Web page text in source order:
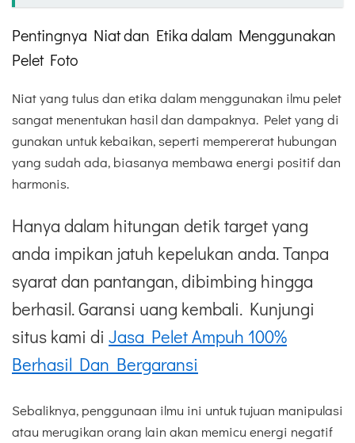
Pentingnya Niat dan Etika dalam Menggunakan
Pelet Foto
Niat yang tulus dan etika dalam menggunakan ilmu pelet
sangat menentukan hasil dan dampaknya. Pelet yang di
gunakan untuk kebaikan, seperti mempererat hubungan
yang sudah ada, biasanya membawa energi positif dan
harmonis.
Hanya dalam hitungan detik target yang
anda impikan jatuh kepelukan anda. Tanpa
syarat dan pantangan, dibimbing hingga
berhasil. Garansi uang kembali. Kunjungi
situs kami di Jasa Pelet Ampuh 100%
Berhasil Dan Bergaransi
Sebaliknya, penggunaan ilmu ini untuk tujuan manipulasi
atau merugikan orang lain akan memicu energi negatif